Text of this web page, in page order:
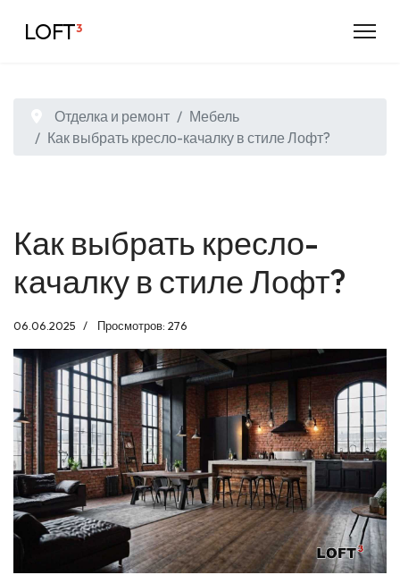
LOFT³
Отделка и ремонт
Мебель
Как выбрать кресло-качалку в стиле Лофт?
Как выбрать кресло-
качалку в стиле Лофт?
06.06.2025 Просмотров: 276